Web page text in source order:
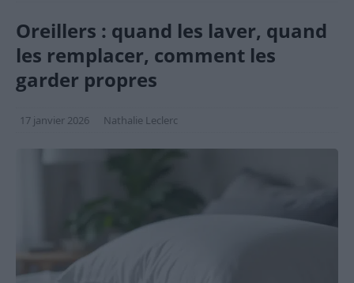
Oreillers : quand les laver, quand
les remplacer, comment les
garder propres
17 janvier 2026 Nathalie Leclerc